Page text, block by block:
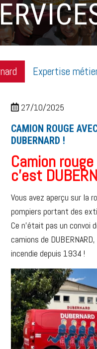
Expertise
27/10/2025
CAMION ROUGE
DUBERNARD !
Camion
c’est
Vous avez aperçu sur la
pompiers portant des
Ce n’était pas un convoi
camions de
incendie depuis 1934 !